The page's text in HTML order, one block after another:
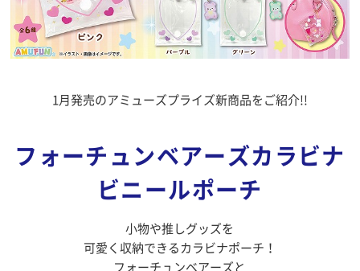
1月発売のアミューズプライズ新商品をご紹介!!
フォーチュンベアーズカラビナ
ビニールポーチ
小物や推しグッズを
可愛く収納できるカラビナポーチ！
フォーチュンベアーズと